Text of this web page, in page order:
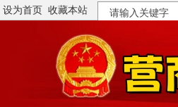
设为首页 收藏本站
搜
索